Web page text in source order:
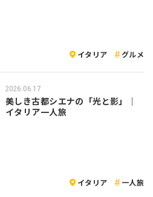
イタリア グルメ
2026.06.17
美しき古都シエナの「光と影」｜
イタリア一人旅
イタリア 一人旅